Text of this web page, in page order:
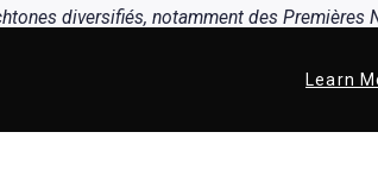
diversifiés, notamment des Premières
Learn